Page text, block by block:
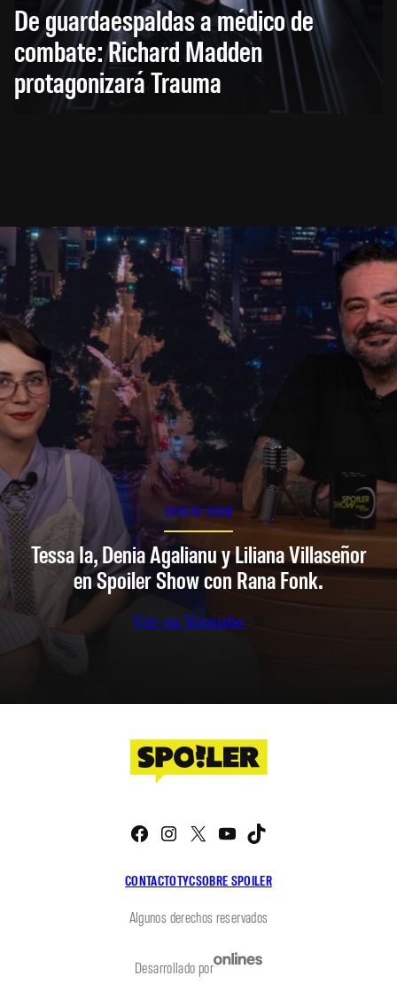
De guardaespaldas a médico de
combate: Richard Madden
protagonizará Trauma
SPOILER SHOW
Tessa Ia, Denia Agalianu y Liliana Villaseñor
en Spoiler Show con Rana Fonk.
Ver en Youtube
CONTACTOTYCSOBRE SPOILER
Facebook
Instagram
X YouTube
Algunos derechos reservados
Desarrollado por